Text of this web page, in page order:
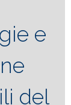
e
del